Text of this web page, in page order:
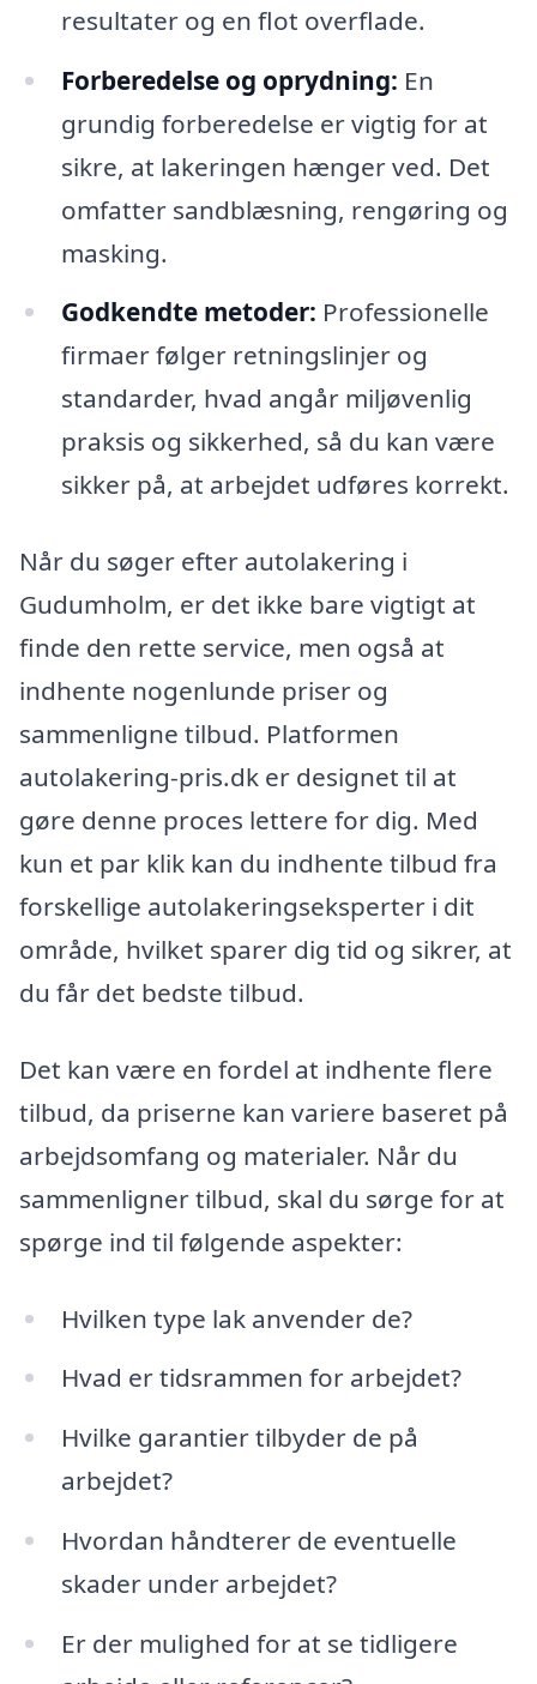
resultater og en flot overflade.
Forberedelse og oprydning: En
grundig forberedelse er vigtig for at
sikre, at lakeringen hænger ved. Det
omfatter sandblæsning, rengøring og
masking.
Godkendte metoder: Professionelle
firmaer følger retningslinjer og
standarder, hvad angår miljøvenlig
praksis og sikkerhed, så du kan være
sikker på, at arbejdet udføres korrekt.
Når du søger efter autolakering i
Gudumholm, er det ikke bare vigtigt at
finde den rette service, men også at
indhente nogenlunde priser og
sammenligne tilbud. Platformen
autolakering-pris.dk er designet til at
gøre denne proces lettere for dig. Med
kun et par klik kan du indhente tilbud fra
forskellige autolakeringseksperter i dit
område, hvilket sparer dig tid og sikrer, at
du får det bedste tilbud.
Det kan være en fordel at indhente flere
tilbud, da priserne kan variere baseret på
arbejdsomfang og materialer. Når du
sammenligner tilbud, skal du sørge for at
spørge ind til følgende aspekter:
Hvilken type lak anvender de?
Hvad er tidsrammen for arbejdet?
Hvilke garantier tilbyder de på
arbejdet?
Hvordan håndterer de eventuelle
skader under arbejdet?
Er der mulighed for at se tidligere